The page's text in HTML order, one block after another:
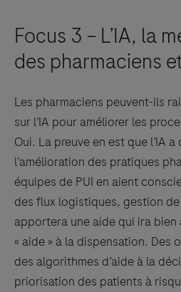
Focus 3 – L’IA, la
des pharmaciens
Les pharmaciens peuvent-ils
sur l’IA pour améliorer les
Oui. La preuve en est que l’IA
l’amélioration des pratiques
équipes de PUI en aient
des flux logistiques, gestion de
apportera une aide qui ira
« aide » à la dispensation.
des algorithmes d’aide à la
priorisation des patients à